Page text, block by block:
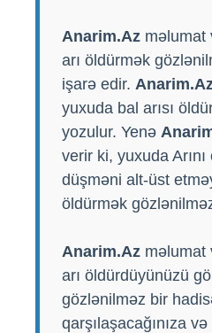
Anarim.Az məlumat
arı öldürmək
işarə edir.
yuxuda bal arısı
yozulur. Yenə
verir ki, yuxuda
düşməni alt-üst
öldürmək
Anarim.Az məlumat
arı öldürdüyünüzü
gözlənilməz bir
qarşılaşacağınıza